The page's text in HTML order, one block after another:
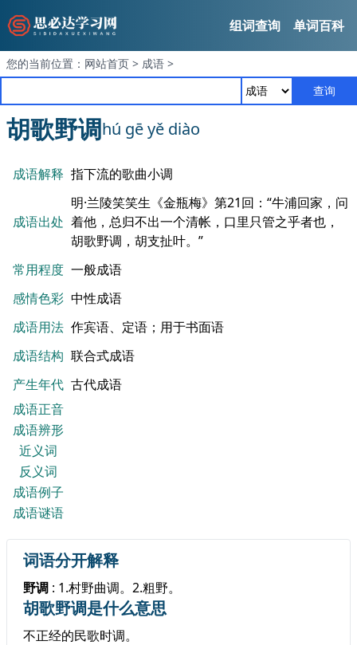
组词查询 单词百科
您的当前位置： 网站首页 > 成语 >
查询
胡歌野调hú gē yě diào
成语解释 指下流的歌曲小调
成语出处
明·兰陵笑笑生《金瓶梅》第21回：“牛浦回家，问
着他，总归不出一个清帐，口里只管之乎者也，
胡歌野调，胡支扯叶。”
常用程度 一般成语
感情色彩 中性成语
成语用法 作宾语、定语；用于书面语
成语结构 联合式成语
产生年代 古代成语
成语正音
成语辨形
近义词
反义词
成语例子
成语谜语
词语分开解释
野调 : 1.村野曲调。2.粗野。
胡歌野调是什么意思
不正经的民歌时调。